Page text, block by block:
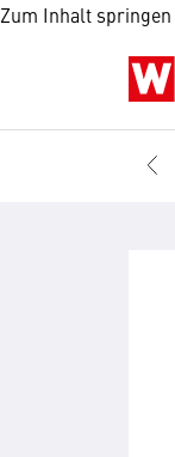
Zum Inhalt springen